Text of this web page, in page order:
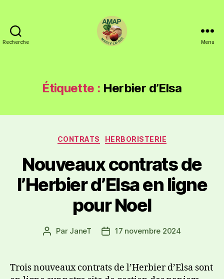
Recherche Menu
Étiquette : Herbier d’Elsa
CONTRATS HERBORISTERIE
Nouveaux contrats de
l’Herbier d’Elsa en ligne
pour Noel
Par JaneT 17 novembre 2024
Trois nouveaux contrats de l’Herbier d’Elsa sont